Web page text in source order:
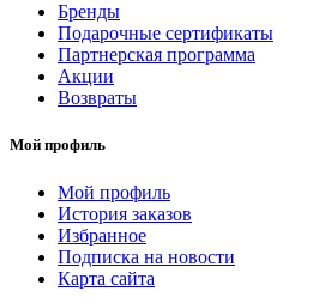
Бренды
Подарочные сертификаты
Партнерская программа
Акции
Возвраты
Мой профиль
Мой профиль
История заказов
Избранное
Подписка на новости
Карта сайта